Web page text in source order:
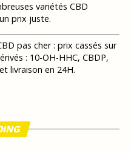
variétés CBD
prix juste.
pas cher : prix cassés sur
: 10-OH-HHC, CBDP,
livraison en 24H.